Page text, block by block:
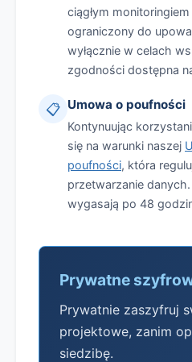
ciągłym
ograniczony do
wyłącznie w celach
zgodności dostępna
📋 Umowa o poufności
Kontynuując
się na warunki naszej
poufności, która
przetwarzanie
wygasają po 48
Prywatne
Prywatnie zaszyfruj
projektowe, zanim
siedzibę.